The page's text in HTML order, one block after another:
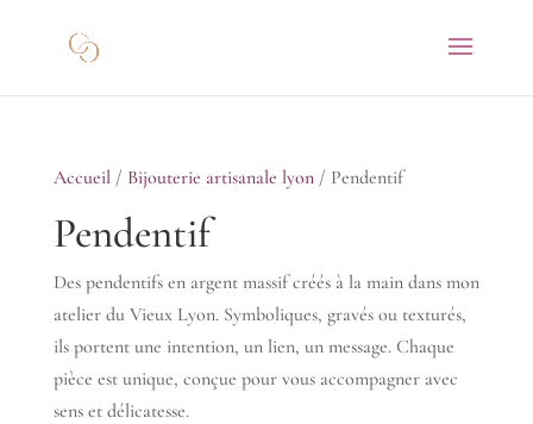
Accueil/ Bijouterie artisanale lyon/ Pendentif
Pendentif
Des pendentifs en argent massif créés à la main dans mon
atelier du Vieux Lyon. Symboliques, gravés ou texturés,
ils portent une intention, un lien, un message. Chaque
pièce est unique, conçue pour vous accompagner avec
sens et délicatesse.